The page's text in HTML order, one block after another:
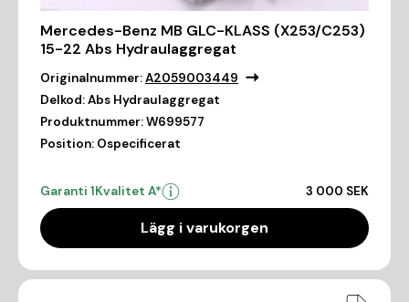
Mercedes-Benz MB GLC-KLASS (X253/C253)
15-22 Abs Hydraulaggregat
Originalnummer:A2059003449
Delkod:Abs Hydraulaggregat
Produktnummer:W699577
Position: Ospecificerat
Garanti 1Kvalitet A* 3 000 SEK
Lägg i varukorgen